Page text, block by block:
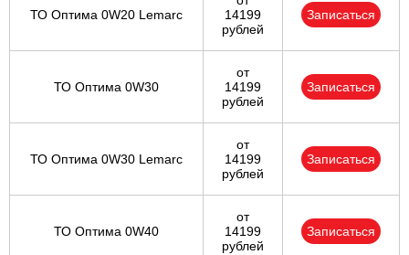
ТО Оптима 0W20 Lemarc
14199
рублей
Записаться
ТО Оптима 0W30
от
14199
рублей
Записаться
ТО Оптима 0W30 Lemarc
от
14199
рублей
Записаться
ТО Оптима 0W40
от
14199
рублей
Записаться